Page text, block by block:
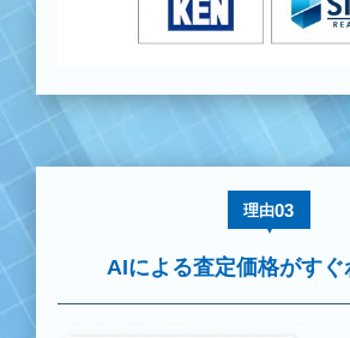
理由03
AIによる査定価格がすぐ